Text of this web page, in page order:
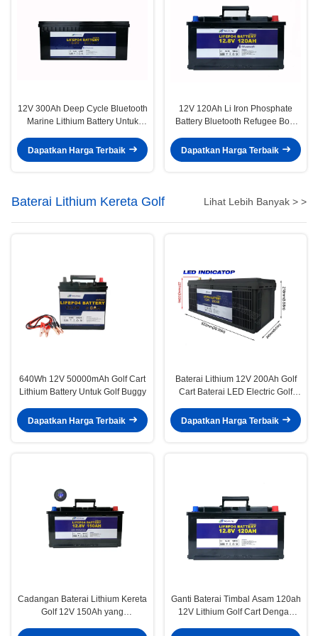
12V 300Ah Deep Cycle Bluetooth
Marine Lithium Battery Untuk
Dapatkan Harga Terbaik
12V 120Ah Li Iron Phosphate
Battery Bluetooth Refugee Boat
Dapatkan Harga Terbaik
Baterai Lithium Kereta Golf Lihat Lebih Banyak > >
640Wh 12V 50000mAh Golf Cart
Lithium Battery Untuk Golf Buggy
Dapatkan Harga Terbaik
Baterai Lithium 12V 200Ah Golf
Cart Baterai LED Electric Golf
Dapatkan Harga Terbaik
Cadangan Baterai Lithium Kereta
Golf 12V 150Ah yang
Ganti Baterai Timbal Asam 120ah
12V Lithium Golf Cart Dengan